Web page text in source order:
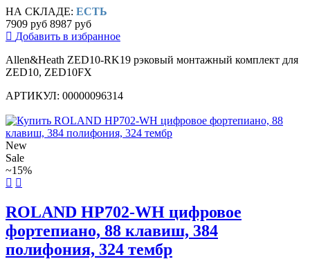
НА СКЛАДЕ: ЕСТЬ
7909 руб 8987 руб
Добавить в избранное
Allen&Heath ZED10-RK19 рэковый монтажный комплект для
ZED10, ZED10FX
АРТИКУЛ: 00000096314
New
Sale
~15%
ROLAND HP702-WH цифровое
фортепиано, 88 клавиш, 384
полифония, 324 тембр